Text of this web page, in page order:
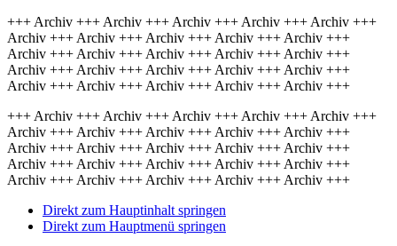
+++ Archiv +++ Archiv +++ Archiv +++ Archiv +++ Archiv +++
Archiv +++ Archiv +++ Archiv +++ Archiv +++ Archiv +++
Archiv +++ Archiv +++ Archiv +++ Archiv +++ Archiv +++
Archiv +++ Archiv +++ Archiv +++ Archiv +++ Archiv +++
Archiv +++ Archiv +++ Archiv +++ Archiv +++ Archiv +++
+++ Archiv +++ Archiv +++ Archiv +++ Archiv +++ Archiv +++
Archiv +++ Archiv +++ Archiv +++ Archiv +++ Archiv +++
Archiv +++ Archiv +++ Archiv +++ Archiv +++ Archiv +++
Archiv +++ Archiv +++ Archiv +++ Archiv +++ Archiv +++
Archiv +++ Archiv +++ Archiv +++ Archiv +++ Archiv +++
Direkt zum Hauptinhalt springen
Direkt zum Hauptmenü springen